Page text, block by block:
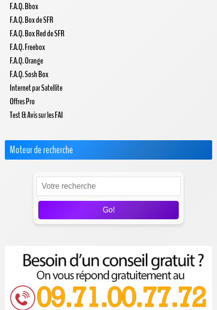
F.A.Q. Bbox
F.A.Q. Box de SFR
F.A.Q. Box Red de SFR
F.A.Q. Freebox
F.A.Q. Orange
F.A.Q. Sosh Box
Internet par Satellite
Offres Pro
Test & Avis sur les FAI
Moteur de recherche
Go!